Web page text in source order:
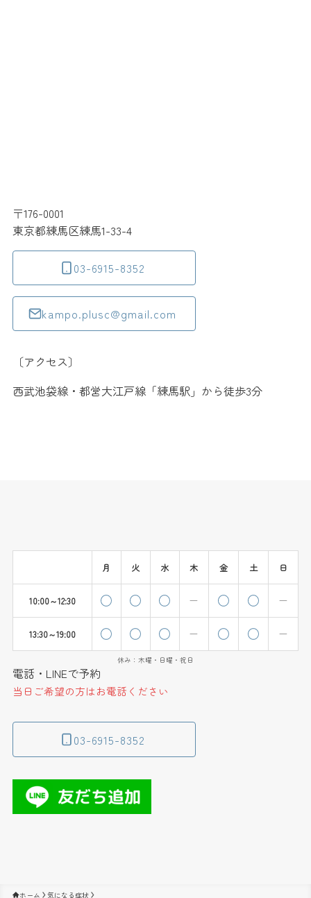
〒176-0001
東京都練馬区練馬1-33-4
03-6915-8352
kampo.plusc@gmail.com
〔アクセス〕
西武池袋線・都営大江戸線「練馬駅」から徒歩3分
月 火 水 木 金 土 日
10:00～12:30
13:30～19:00
休み：木曜・日曜・祝日
電話・LINEで予約
当日ご希望の方はお電話ください
03-6915-8352
ホーム 気になる症状